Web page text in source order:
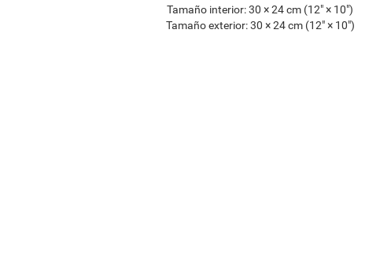
Tamaño interior: 30 × 24 cm (12" × 10")
Tamaño exterior: 30 × 24 cm (12" × 10")